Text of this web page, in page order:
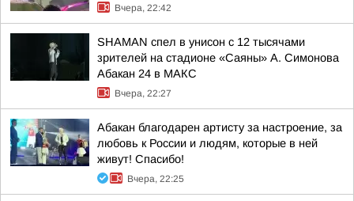
Вчера, 22:42
SHAMAN спел в унисон с 12 тысячами
зрителей на стадионе «Саяны» А. Симонова
Абакан 24 в МАКС
Вчера, 22:27
Абакан благодарен артисту за настроение, за
любовь к России и людям, которые в ней
живут! Спасибо!
Вчера, 22:25